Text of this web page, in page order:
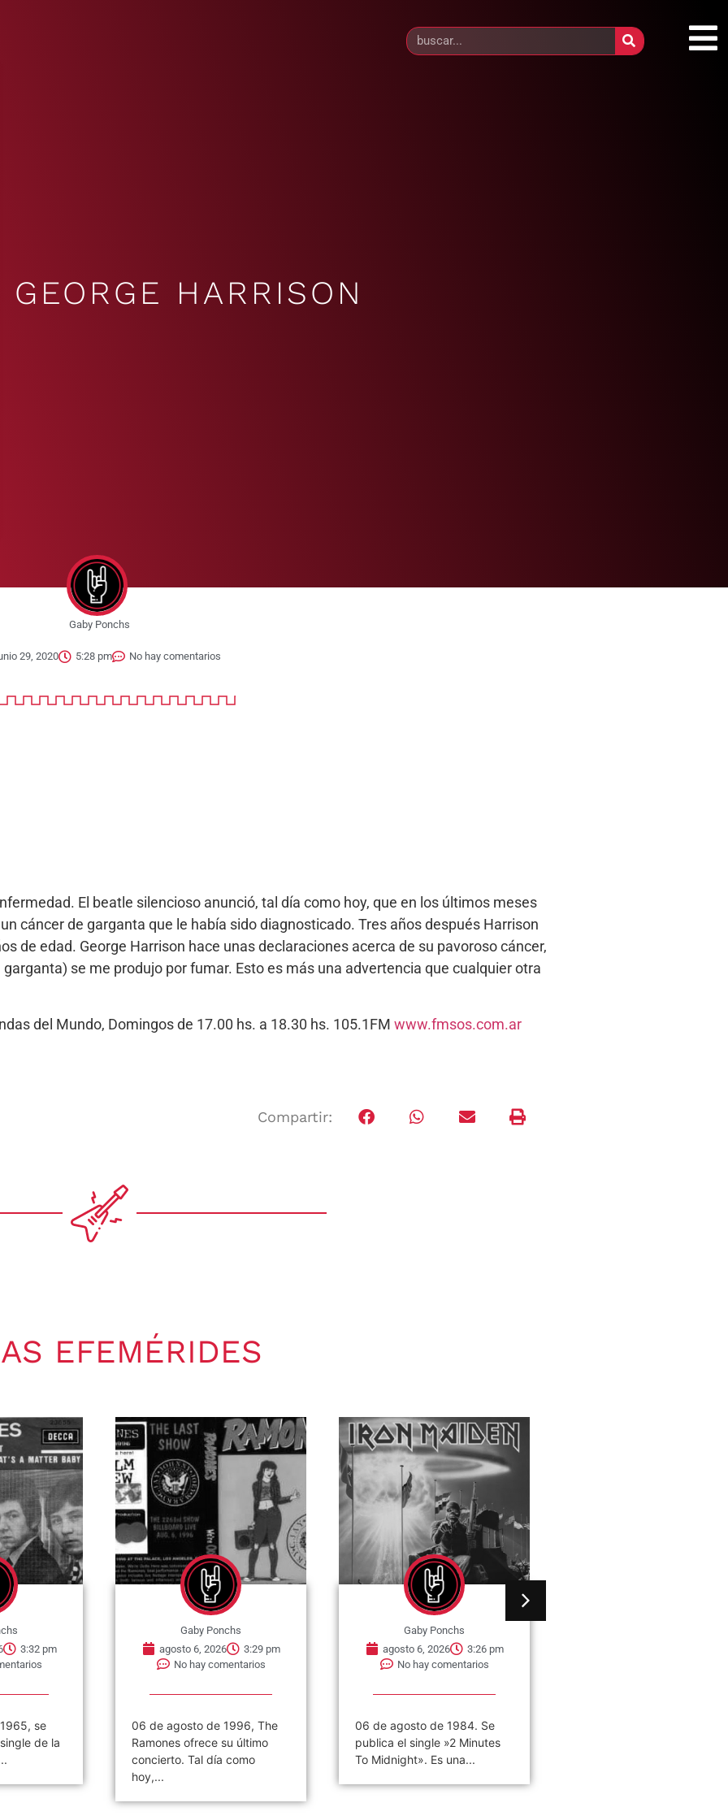
GEORGE HARRISON
Gaby Ponchs
29, 2020 5:28 pm No hay comentarios
El beatle silencioso anunció, tal día como hoy, que en los últimos meses
cáncer de garganta que le había sido diagnosticado. Tres años después Harrison
de edad. George Harrison hace unas declaraciones acerca de su pavoroso cáncer,
se me produjo por fumar. Esto es más una advertencia que cualquier otra
del Mundo, Domingos de 17.00 hs. a 18.30 hs. 105.1FM www.fmsos.com.ar
Compartir:
EFEMÉRIDES
3:32 pm
se
de la
Gaby Ponchs
agosto 6, 2026
3:29 pm
No hay comentarios
06 de agosto de 1996, The
Ramones ofrece su último
concierto. Tal día como
hoy,...
Gaby Ponchs
agosto 6, 2026
3:26 pm
No hay comentarios
06 de agosto de 1984. Se
publica el single »2 Minutes
To Midnight». Es una...